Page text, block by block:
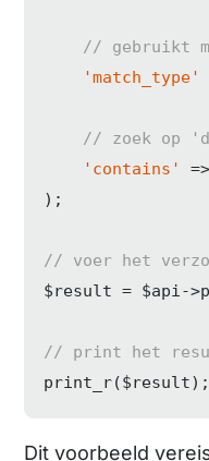
// gebruikt
'match_type'
// zoek op
'contains'
);
// voer het
$result = $api-
// print het
print_r($result);
Dit voorbeeld